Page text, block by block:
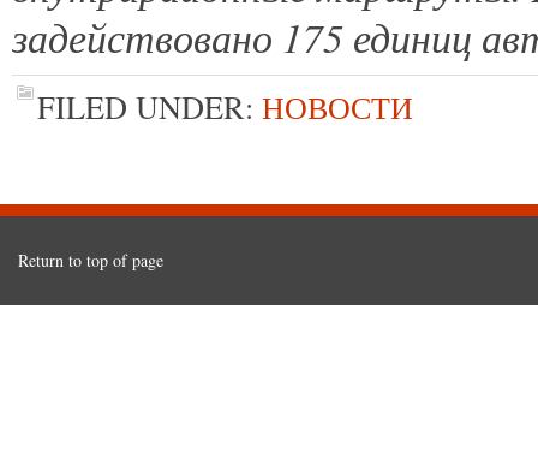
задействовано 175 единиц
FILED UNDER: НОВОСТИ
Return to top of page